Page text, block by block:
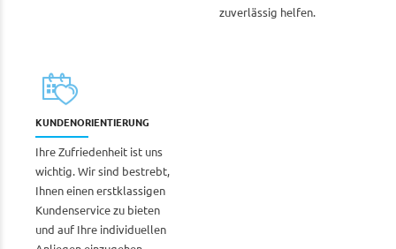
zuverlässig helfen.
KUNDENORIENTIERUNG
Ihre Zufriedenheit ist uns
wichtig. Wir sind bestrebt,
Ihnen einen erstklassigen
Kundenservice zu bieten
und auf Ihre individuellen